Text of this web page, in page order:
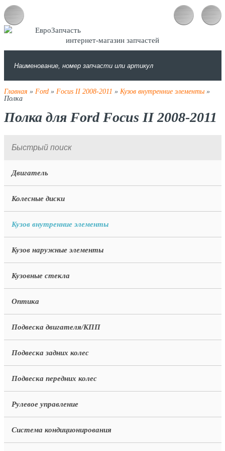
интернет-магазин запчастей
Главная » Ford» Focus II 2008-2011 » Кузов внутренние элементы»
Полка
Полка для Ford Focus II 2008-2011
Двигатель
Колесные диски
Кузов внутренние элементы
Кузов наружные элементы
Кузовные стекла
Оптика
Подвеска двигателя/КПП
Подвеска задних колес
Подвеска передних колес
Рулевое управление
Система кондиционирования